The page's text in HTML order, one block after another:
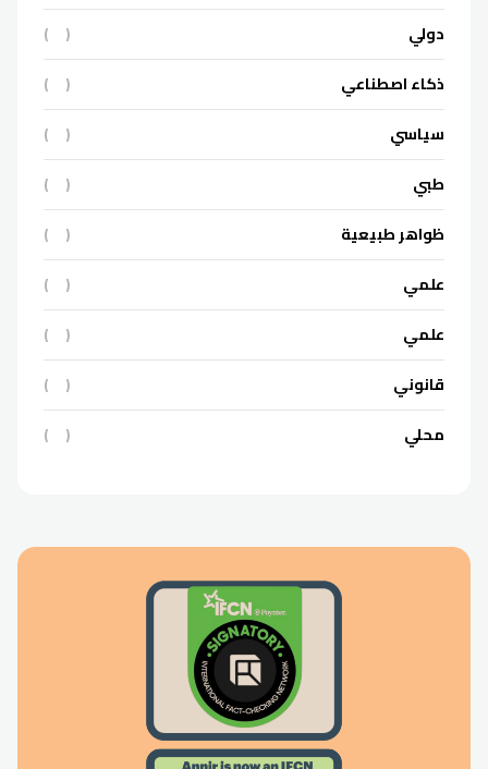
دولي
(
)
ذكاء اصطناعي
(
)
سياسي
(
)
طبي
(
)
ظواهر طبيعية
(
)
علمي
(
)
علمي
(
)
قانوني
(
)
محلي
(
)